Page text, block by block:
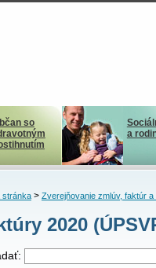
so
a
stránka> Zverejňovanie zmlúv, faktúr a
2020